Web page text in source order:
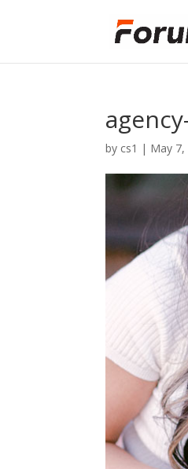
by cs1 | May 7,